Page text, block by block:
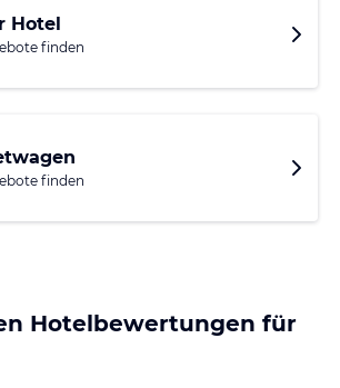
Hotel
finden
finden
Hotelbewertungen für